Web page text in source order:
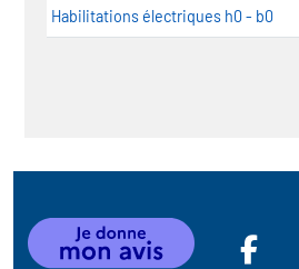
Habilitations électriques h0 - b0